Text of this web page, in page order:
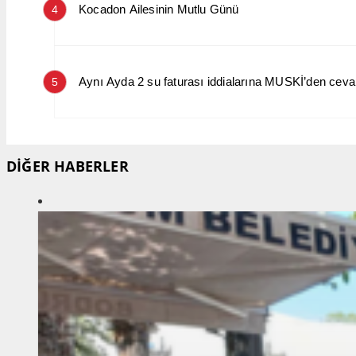
4 Kocadon Ailesinin Mutlu Günü
5 Aynı Ayda 2 su faturası iddialarına MUSKİ’den
DİĞER HABERLER